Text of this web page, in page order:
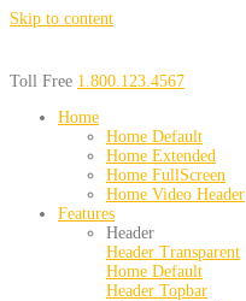
Skip to content
Toll Free 1.800.123.4567
Home
Home Default
Home Extended
Home FullScreen
Home Video Header
Features
Header
Header Transparent
Home Default
Header Topbar